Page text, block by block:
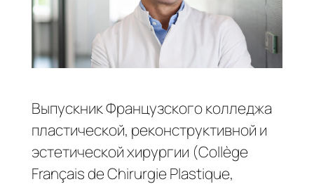
Выпускник Французского колледжа
пластической, реконструктивной и
эстетической хирургии (Collège
Français de Chirurgie Plastique,